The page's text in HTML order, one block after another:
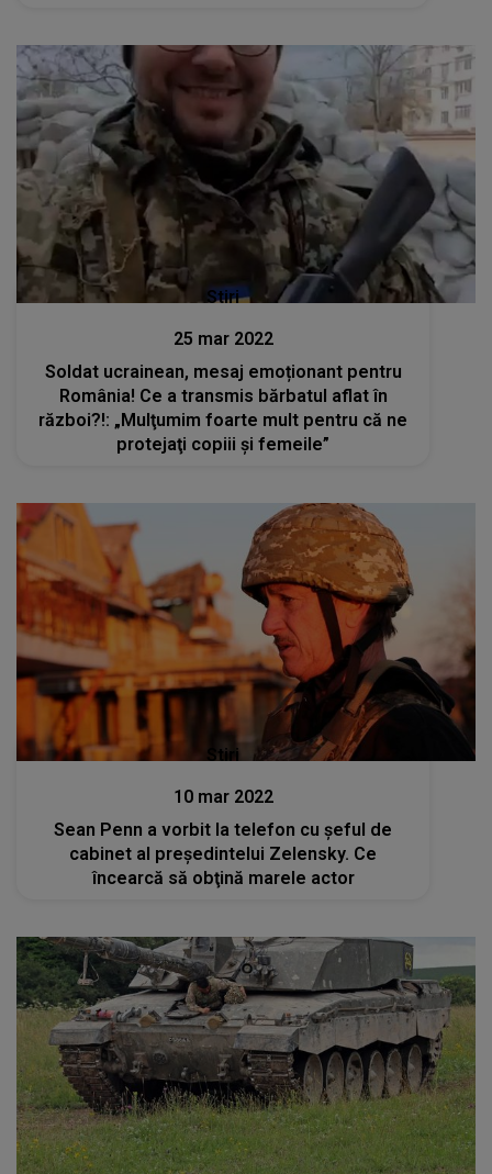
Stiri
25 mar 2022
Soldat ucrainean, mesaj emoționant pentru
România! Ce a transmis bărbatul aflat în
război?!: „Mulţumim foarte mult pentru că ne
protejaţi copiii şi femeile”
Stiri
10 mar 2022
Sean Penn a vorbit la telefon cu şeful de
cabinet al preşedintelui Zelensky. Ce
încearcă să obţină marele actor